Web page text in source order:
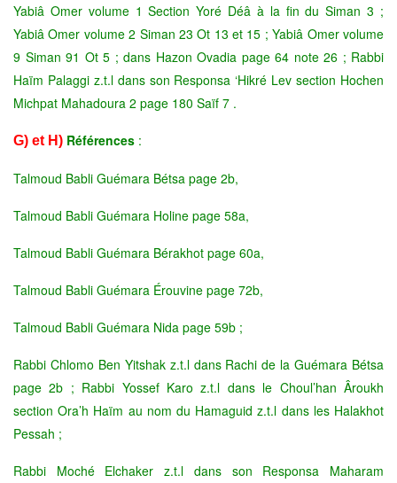
Yabiâ Omer volume 1 Section Yoré Déâ à la fin du Siman 3 ;
Yabiâ Omer volume 2 Siman 23 Ot 13 et 15 ; Yabiâ Omer volume
9 Siman 91 Ot 5 ; dans Hazon Ovadia page 64 note 26 ; Rabbi
Haïm Palaggi z.t.l dans son Responsa ‘Hikré Lev section Hochen
Michpat Mahadoura 2 page 180 Saïf 7 .
G) et H) Références :
Talmoud Babli Guémara Bétsa page 2b,
Talmoud Babli Guémara Holine page 58a,
Talmoud Babli Guémara Bérakhot page 60a,
Talmoud Babli Guémara Érouvine page 72b,
Talmoud Babli Guémara Nida page 59b ;
Rabbi Chlomo Ben Yitshak z.t.l dans Rachi de la Guémara Bétsa
page 2b ; Rabbi Yossef Karo z.t.l dans le Choul’han Âroukh
section Ora’h Haïm au nom du Hamaguid z.t.l dans les Halakhot
Pessah ;
Rabbi Moché Elchaker z.t.l dans son Responsa Maharam